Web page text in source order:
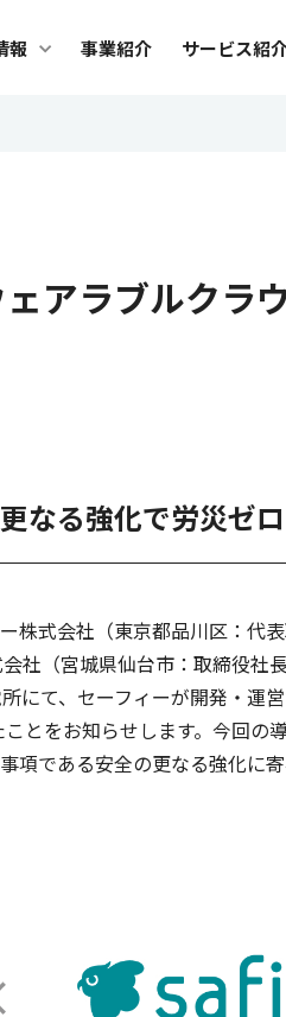
報
ブランド
グループ会社
アクセス
事業紹介 サービス紹
アラブルクラ
なる強化で労災ゼ
株式会社（東京都品川区：代
社（宮城県仙台市：取締役社
にて、セーフィーが開発・運
とをお知らせします。今回の
項である安全の更なる強化に